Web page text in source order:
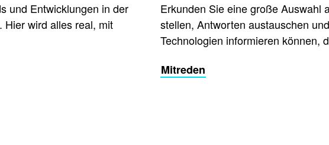
und Entwicklungen in der
Hier wird alles real, mit
Erkunden Sie eine große Auswahl
stellen, Antworten austauschen
Technologien informieren können,
Mitreden